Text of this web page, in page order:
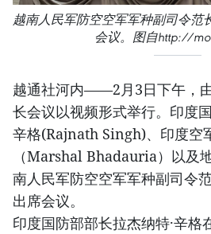
越南人民军防空空军军种副司令范
会议。图自http://
越通社河内——2月3日下午，
长会议以视频形式举行。印度
辛格(Rajnath Singh)、印度空
（Marshal Bhadauria）以及
南人民军防空空军军种副司令
出席会议。
印度国防部部长拉杰纳特·辛格